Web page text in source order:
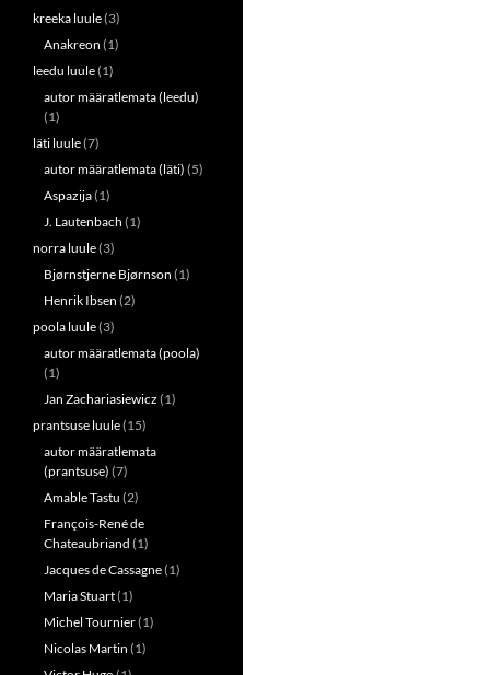
kreeka luule(3)
Anakreon (1)
leedu luule(1)
autor määratlemata (leedu)
(1)
läti luule(7)
autor määratlemata (läti) (5)
Aspazija(1)
J. Lautenbach (1)
norra luule(3)
Bjørnstjerne Bjørnson (1)
Henrik Ibsen (2)
poola luule(3)
autor määratlemata (poola)
(1)
Jan Zachariasiewicz (1)
prantsuse luule(15)
autor määratlemata
(prantsuse) (7)
Amable Tastu (2)
François-René de
Chateaubriand (1)
Jacques de Cassagne(1)
Maria Stuart(1)
Michel Tournier(1)
Nicolas Martin (1)